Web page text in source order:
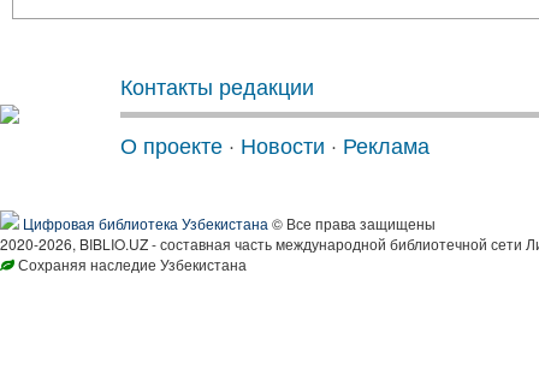
Контакты редакции
О проекте · Новости · Реклама
Цифровая библиотека Узбекистана © Все права защищены
2020-2026, BIBLIO.UZ - составная часть международной библиотечной сети
Сохраняя наследие Узбекистана